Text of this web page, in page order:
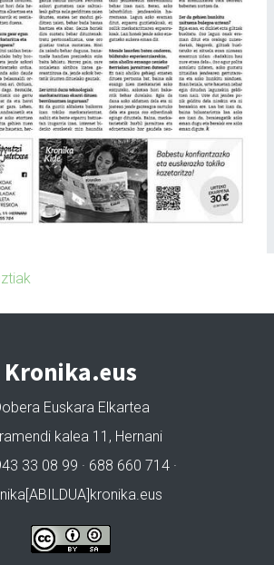
Kronika.eus
Euskara Elkartea
kalea 11, Hernani
33 08 99 · 688 660 714 ·